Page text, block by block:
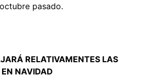
pasado.
RELATIVAMENTES LAS
NAVIDAD